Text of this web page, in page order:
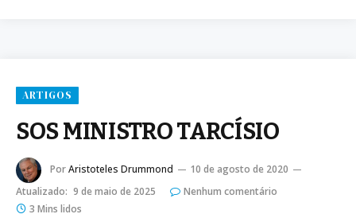
ARTIGOS
SOS MINISTRO TARCÍSIO
PorAristoteles Drummond
10 de agosto de 2020
Atualizado: 9 de maio de 2025
Nenhum comentário
3 Mins lidos